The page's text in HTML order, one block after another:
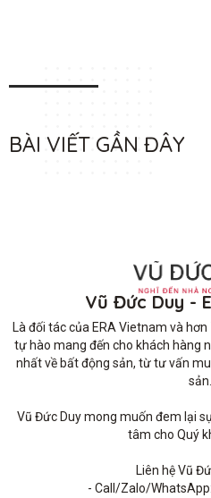
BÀI VIẾT GẦN ĐÂY
Vũ Đức Duy -
Là đối tác của ERA Vietnam và
tự hào mang đến cho khách hàng
nhất về bất động sản, từ tư vấn
sản.
Vũ Đức Duy mong muốn đem lại
tâm cho Quý
Liên hệ Vũ
- Call/Zalo/